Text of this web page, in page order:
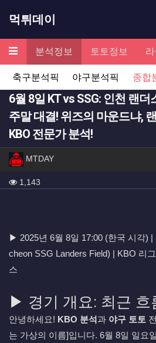
먹튀데이
메뉴
증 분석정보 토토정보
축구분석픽
야구분석픽 종합
6월 8일 KT vs SSG: 인천 랜
주말 대결! 위즈의 마운드냐,
KBO 전문가 분석!
작성자 정보
MTDAY작성
컨텐츠 정보
1,143
▶ 2025년 6월 8일 17:00 (한국 시각)
cheon SSG Landers Field) | KBO 리
스
▶ 경기 개요: 최근 흐
안녕하세요! KBO 분석과 야구 토토
는 가상의 이름]입니다. 6월 8일 일요